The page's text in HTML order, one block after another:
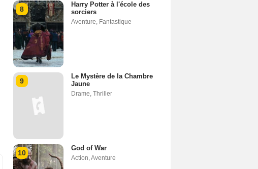
8
Harry Potter à l'école des
sorciers
Aventure, Fantastique
9
Le Mystère de la Chambre
Jaune
Drame, Thriller
10
God of War
Action,Aventure